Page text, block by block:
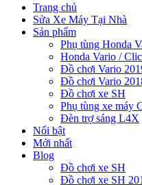
Trang chủ
Sửa Xe Máy Tại Nhà
Sản phẩm
Phụ tùng Honda
Honda Vario /
Đồ chơi Vario
Đồ chơi Vario
Đồ chơi xe SH
Phụ tùng xe máy
Đèn trợ sáng L4X
Nổi bật
Mới nhất
Blog
Đồ chơi xe SH
Đồ chơi xe SH